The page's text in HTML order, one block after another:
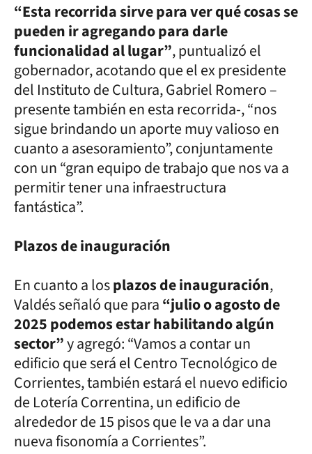
“Esta recorrida sirve para ver qué cosas se
pueden ir agregando para darle
funcionalidad al lugar”, puntualizó el
gobernador, acotando que el ex presidente
del Instituto de Cultura, Gabriel Romero –
presente también en esta recorrida-, “nos
sigue brindando un aporte muy valioso en
cuanto a asesoramiento”, conjuntamente
con un “gran equipo de trabajo que nos va a
permitir tener una infraestructura
fantástica”.
Plazos de inauguración
En cuanto a losplazos de inauguración,
Valdés señaló que para“julio o agosto de
2025 podemos estar habilitando algún
sector”y agregó: “Vamos a contar un
edificio que será el Centro Tecnológico de
Corrientes, también estará el nuevo edificio
de Lotería Correntina, un edificio de
alrededor de 15 pisos que le va a dar una
nueva fisonomía a Corrientes”.